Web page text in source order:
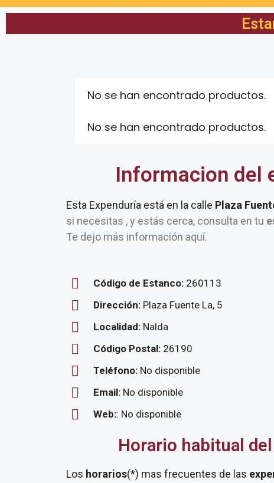
No se han encontrado productos.
No se han encontrado productos.
Informacion del
Esta Expenduría está en la calle Plaza
si necesitas , y estás cerca, consulta en tu
Te dejo más información aquí.
Código de Estanco: 260113
Dirección: Plaza Fuente La, 5
Localidad: Nalda
Código Postal: 26190
Teléfono: No disponible
Email: No disponible
Web:: No disponible
Horario habitual
Los horarios(*) mas frecuentes de las